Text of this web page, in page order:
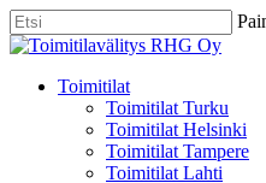
Skip
to
content
Close
Menu
Toimitilat
Toimitilat Turku
Toimitilat Helsinki
Toimitilat Tampere
Toimitilat Lahti